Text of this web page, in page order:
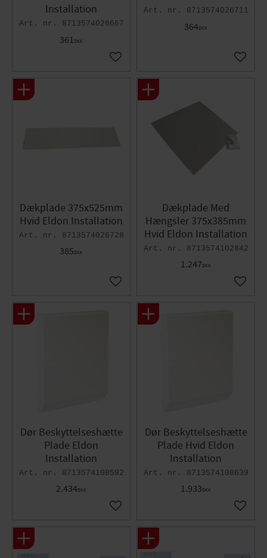
Installation
8713574026667
361DKK
Gem som favorit
8713574026711
364DKK
Gem
Dækplade 375x525mm
Hvid Eldon Installation
8713574026728
385DKK
Gem som favorit
Dækplade Med
Hængsler 375x385mm
Hvid Eldon Installation
8713574102842
1.247DKK
Gem
Dør Beskyttelseshætte
Plade Eldon
Installation
8713574108592
2.434DKK
Gem som favorit
Dør Beskyttelseshætte
Plade Hvid Eldon
Installation​
8713574108639
1.933DKK
Gem